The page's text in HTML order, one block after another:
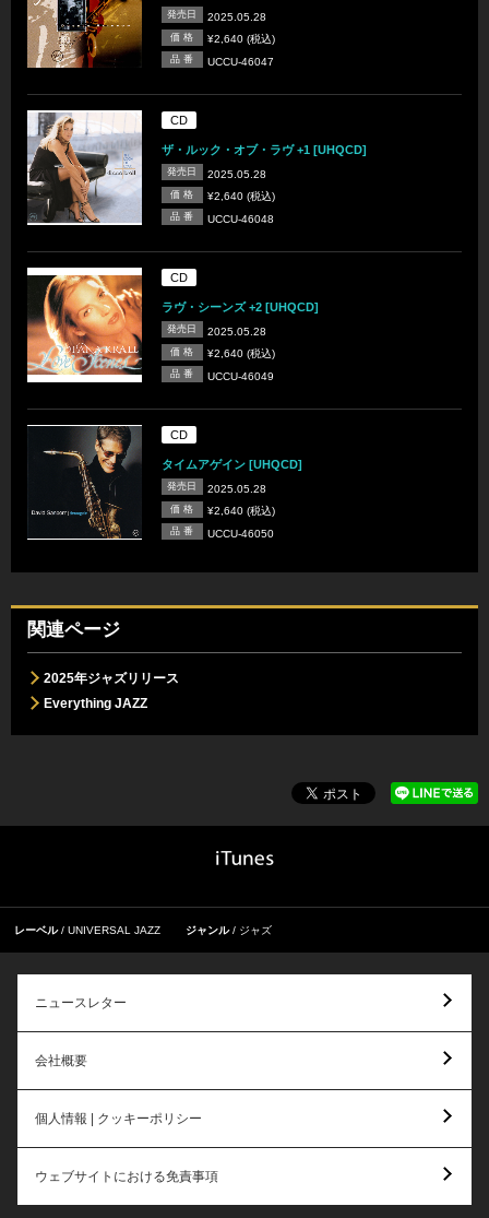
発売日 2025.05.28
価 格 ¥2,640 (税込)
品 番 UCCU-46047
CD
ザ・ルック・オブ・ラヴ +1 [UHQCD]
発売日 2025.05.28
価 格 ¥2,640 (税込)
品 番 UCCU-46048
CD
ラヴ・シーンズ +2 [UHQCD]
発売日 2025.05.28
価 格 ¥2,640 (税込)
品 番 UCCU-46049
CD
タイムアゲイン [UHQCD]
発売日 2025.05.28
価 格 ¥2,640 (税込)
品 番 UCCU-46050
関連ページ
2025年ジャズリリース
Everything JAZZ
レーベル UNIVERSAL JAZZ ジャンル ジャズ
ニュースレター
会社概要
個人情報 | クッキーポリシー
ウェブサイトにおける免責事項